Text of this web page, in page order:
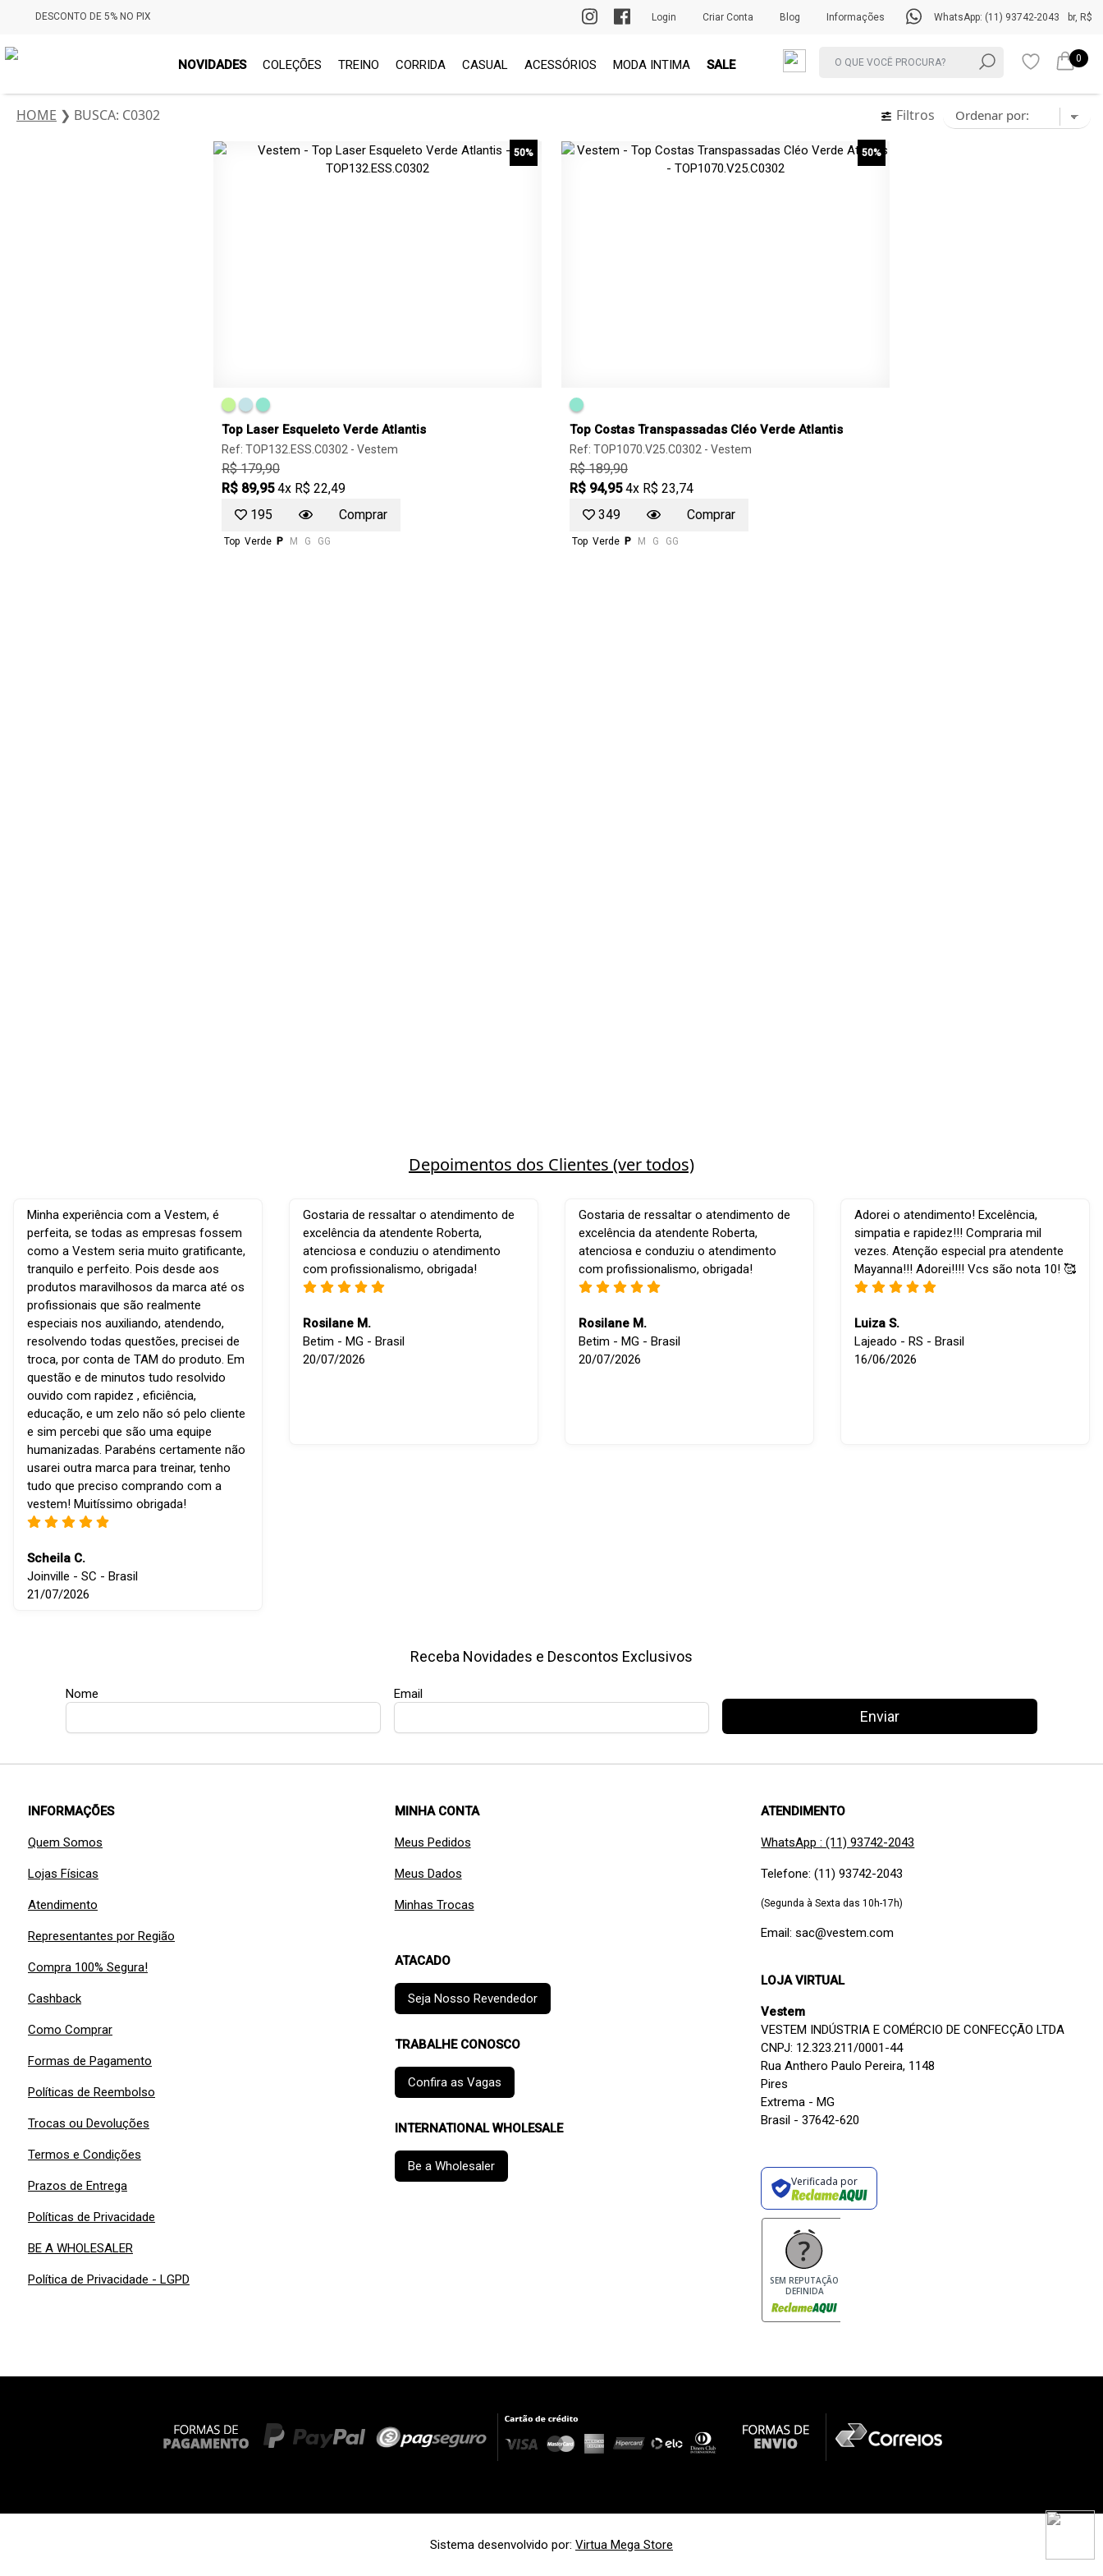
DESCONTO DE 5% NO PIX PRIMEIRA TROCA GRÁTIS br, R$
WhatsApp: (11) 93742-2043
Informações
Blog
Criar Conta
Login
NOVIDADES COLEÇÕES TREINO CORRIDA CASUAL ACESSÓRIOS MODA INTIMA SALE 0
HOME ❯ BUSCA: C0302 Filtros
50%
Top Laser Esqueleto Verde Atlantis
Ref: TOP132.ESS.C0302 - Vestem
R$ 179,90
R$ 89,95 4x R$ 22,49
195
Comprar
Top Verde P M G GG
50%
Top Costas Transpassadas Cléo Verde Atlantis
Ref: TOP1070.V25.C0302 - Vestem
R$ 189,90
R$ 94,95 4x R$ 23,74
349
Comprar
Top Verde P M G GG
Depoimentos dos Clientes (ver todos)
Minha experiência com a Vestem, é
perfeita, se todas as empresas fossem
como a Vestem seria muito gratificante,
tranquilo e perfeito. Pois desde aos
produtos maravilhosos da marca até os
profissionais que são realmente
especiais nos auxiliando, atendendo,
resolvendo todas questões, precisei de
troca, por conta de TAM do produto. Em
questão e de minutos tudo resolvido
ouvido com rapidez , eficiência,
educação, e um zelo não só pelo cliente
e sim percebi que são uma equipe
humanizadas. Parabéns certamente não
usarei outra marca para treinar, tenho
tudo que preciso comprando com a
vestem! Muitíssimo obrigada!
Scheila C.
Joinville - SC - Brasil
21/07/2026
Gostaria de ressaltar o atendimento de
excelência da atendente Roberta,
atenciosa e conduziu o atendimento
com profissionalismo, obrigada!
Rosilane M.
Betim - MG - Brasil
20/07/2026
Gostaria de ressaltar o atendimento de
excelência da atendente Roberta,
atenciosa e conduziu o atendimento
com profissionalismo, obrigada!
Rosilane M.
Betim - MG - Brasil
20/07/2026
Adorei o atendimento! Excelência,
simpatia e rapidez!!! Compraria mil
vezes. Atenção especial pra atendente
Mayanna!!! Adorei!!!! Vcs são nota 10! 🥰
Luiza S.
Lajeado - RS - Brasil
16/06/2026
Receba Novidades e Descontos Exclusivos
Nome Email
Enviar
INFORMAÇÕES
Quem Somos
Lojas Físicas
Atendimento
Representantes por Região
Compra 100% Segura!
Cashback
Como Comprar
Formas de Pagamento
Políticas de Reembolso
Trocas ou Devoluções
Termos e Condições
Prazos de Entrega
Políticas de Privacidade
BE A WHOLESALER
Política de Privacidade - LGPD
MINHA CONTA
Meus Pedidos
Meus Dados
Minhas Trocas
ATACADO
Seja Nosso Revendedor
TRABALHE CONOSCO
Confira as Vagas
INTERNATIONAL WHOLESALE
Be a Wholesaler
ATENDIMENTO
WhatsApp : (11) 93742-2043
Telefone: (11) 93742-2043
(Segunda à Sexta das 10h-17h)
Email: sac@vestem.com
LOJA VIRTUAL
Vestem
VESTEM INDÚSTRIA E COMÉRCIO DE CONFECÇÃO LTDA
CNPJ: 12.323.211/0001-44
Rua Anthero Paulo Pereira, 1148
Pires
Extrema - MG
Brasil - 37642-620
Verificada por
SEM REPUTAÇÃO
DEFINIDA
Sistema desenvolvido por: Virtua Mega Store